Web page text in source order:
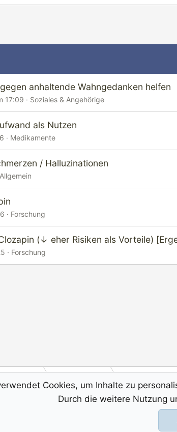
anhaltende Wahngedanken helfen
17:09 Soziales & Angehörige
als Nutzen
Medikamente
/ Halluzinationen
Allgemein
Forschung
(↓ eher Risiken als Vorteile)
Forschung
Cookies, um Inhalte zu
Durch die weitere Nutzung